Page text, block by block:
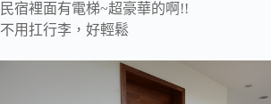
民宿裡面有電梯~超豪華的啊!!
不用扛行李，好輕鬆